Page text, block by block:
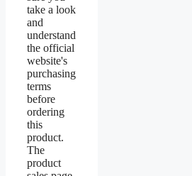
take a look
and
understand
the official
website's
purchasing
terms
before
ordering
this
product.
The
product